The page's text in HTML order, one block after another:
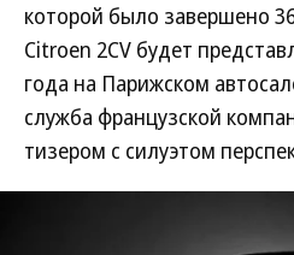
которой было завершено
Citroen 2CV будет
года на Парижском
служба французской
тизером с силуэтом